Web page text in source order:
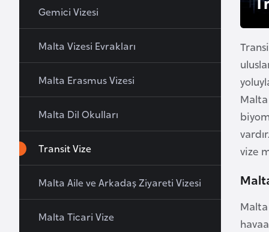
vize
Gemici Vizesi
Malta Vizesi Evrakları
Malta Erasmus Vizesi
Malta Dil Okulları
Transit Vize
Malta Aile ve Arkadaş Ziyareti Vizesi
Malta Ticari Vize
r
y
z
r
b
a
y
c
a
n